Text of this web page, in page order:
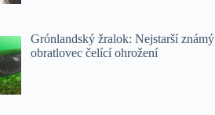
Grónlandský žralok: Nejstarší známý
obratlovec čelící ohrožení